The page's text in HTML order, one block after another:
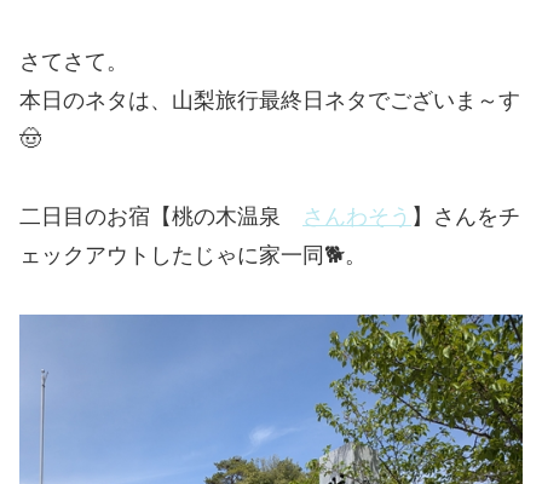
さてさて。
本日のネタは、山梨旅行最終日ネタでございま～す
🤠
二日目のお宿【桃の木温泉 さんわそう 】さんをチ
ェックアウトしたじゃに家一同🐕。